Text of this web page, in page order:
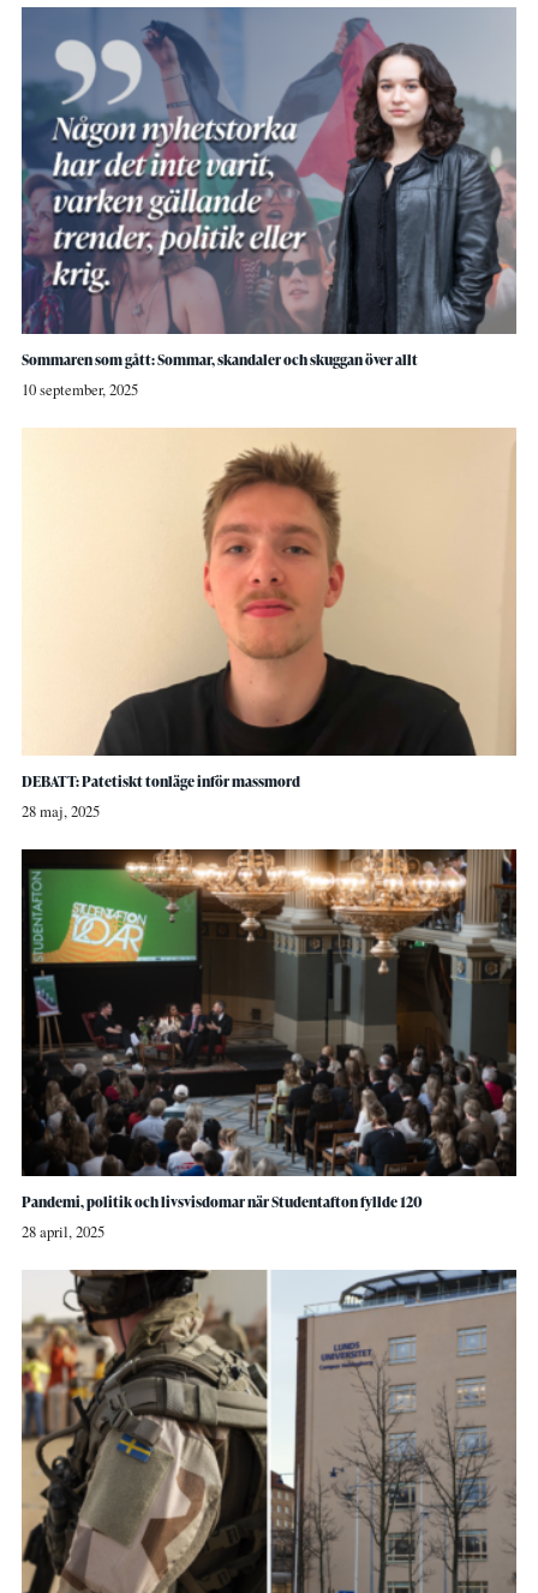
Sommaren som gått: Sommar, skandaler och skuggan över allt
10 september, 2025
DEBATT: Patetiskt tonläge inför massmord
28 maj, 2025
Pandemi, politik och livsvisdomar när Studentafton fyllde 120
28 april, 2025